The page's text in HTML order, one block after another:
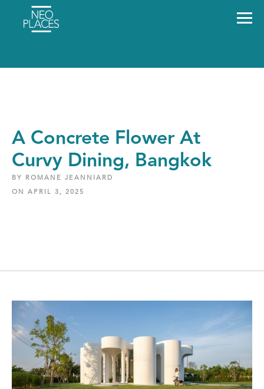
A Concrete Flower At
Curvy Dining, Bangkok
BY ROMANE JEANNIARD
ON APRIL 3, 2025